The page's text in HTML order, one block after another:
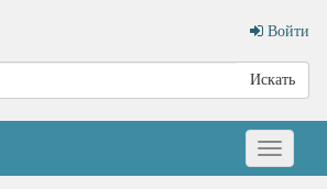
Войти
Искать
Меню